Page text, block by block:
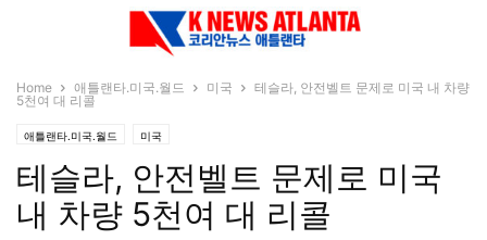
Home 애틀랜타.미국.월드 미국
테슬라, 안전벨트 문제로 미국 내 차량
5천여 대 리콜
애틀랜타.미국.월드 미국
테슬라, 안전벨트 문제로 미국
내 차량 5천여 대 리콜